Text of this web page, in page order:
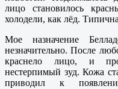
лицо становилось
холодели, как лёд.
Мое назначение
незначительно. После
краснело лицо, и
нестерпимый зуд. Кожа
приводил к